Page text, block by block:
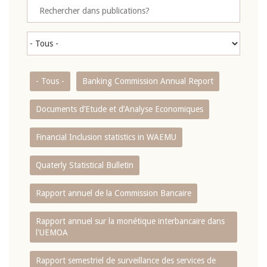
- Tous - Banking Commission Annual Report
Documents d’Etude et d’Analyse Economiques
Financial Inclusion statistics in WAEMU
Quaterly Statistical Bulletin
Rapport annuel de la Commission Bancaire
Rapport annuel sur la monétique interbancaire dans
l'UEMOA
Rapport semestriel de surveillance des services de